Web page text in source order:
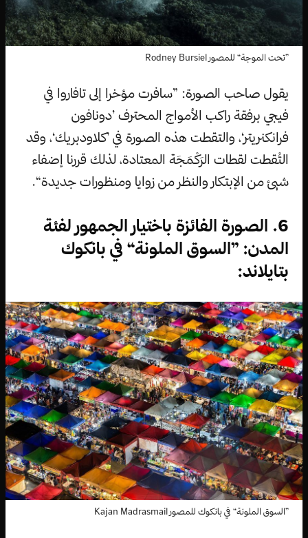
”تحت الموجة“ للمصور Rodney Bursiel
يقول صاحب الصورة: ”سافرت مؤخرا إلى تافاروا في
فيجي برفقة راكب الأمواج المحترف ’دونافون
فرانكنريتر‘، والتقطت هذه الصورة في ’كلاودبريك‘، وقد
التُقطت لقطات الرَكْمَجَة المعتادة، لذلك قررنا إضفاء
شيئ من الإبتكار والنظر من زوايا ومنظورات جديدة“.
6. الصورة الفائزة باختيار الجمهور لفئة
المدن: ”السوق الملونة“ في بانكوك
بتايلاند:
”السوق الملونة“ في بانكوك للمصور Kajan Madrasmail